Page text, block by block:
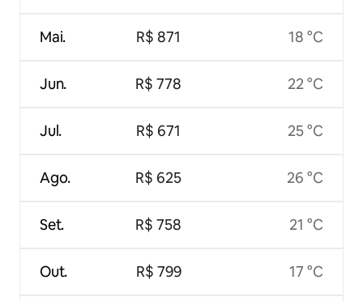
Mai.
Jun.
Jul.
Ago.
Set.
Out.
R$ 871
R$ 778
R$ 671
R$ 625
R$ 758
R$ 799
18 °C
22 °C
25 °C
26 °C
21 °C
17 °C